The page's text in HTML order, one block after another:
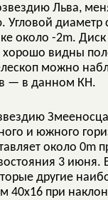
Льва,
Угловой
около -2m.
видны
можно
— в данном КН.
и южного
около
3
другие
40х16 при